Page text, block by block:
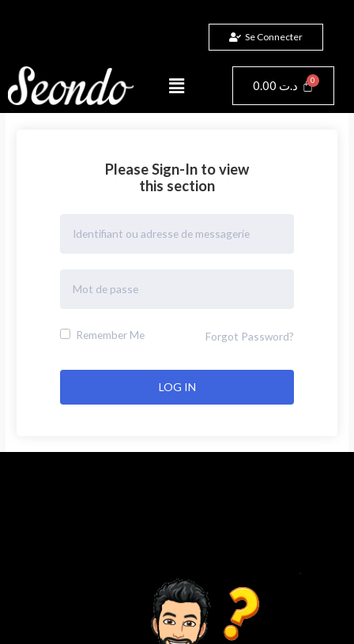
Se Connecter
Menu 0.00 د.ت Panier
Please Sign-In to view
this section
Remember Me Forgot Password?